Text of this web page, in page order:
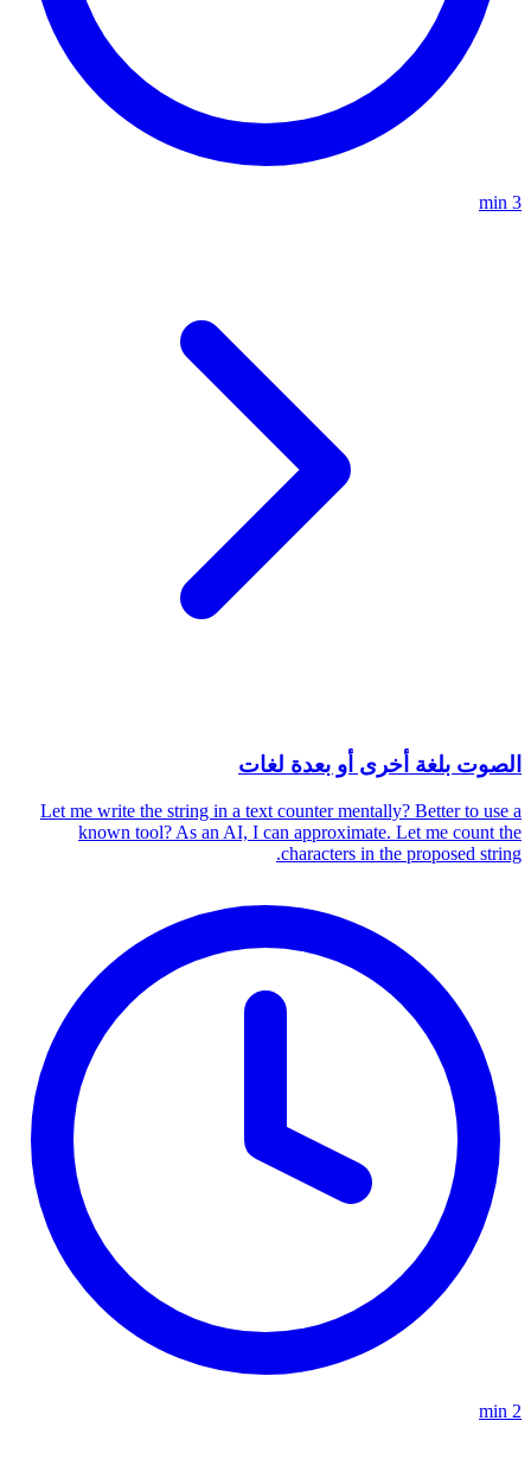
3 min
الصوت بلغة أخرى أو بعدة لغات
Let me write the string in a text counter mentally? Better to use a
known tool? As an AI, I can approximate. Let me count the
characters in the proposed string.
2 min